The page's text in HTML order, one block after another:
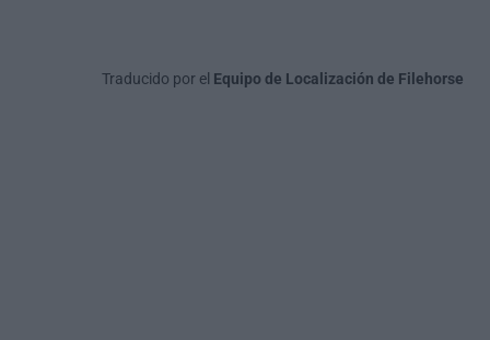
Traducido por el Equipo de Localización de Filehorse